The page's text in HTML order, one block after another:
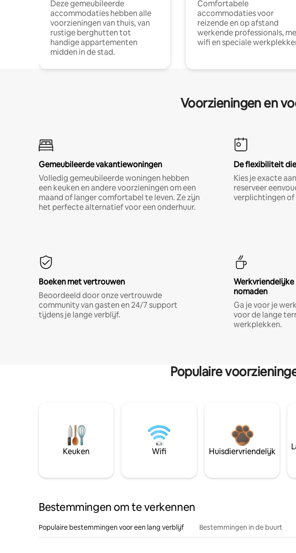
Deze gemeubileerde
accommodaties hebben alle
voorzieningen van thuis, van
rustige berghutten tot
handige appartementen
midden in de stad.
Comfortabele
accommodaties voor
reizende en op afstand
werkende professionals,
wifi en speciale
Voorzieningen en
Gemeubileerde vakantiewoningen
Volledig gemeubileerde woningen hebben
een keuken en andere voorzieningen om een
maand of langer comfortabel te leven. Ze zijn
het perfecte alternatief voor een onderhuur.
De flexibiliteit
Kies je exacte
reserveer
verplichtingen
Boeken met vertrouwen
Beoordeeld door onze vertrouwde
community van gasten en 24/7 support
tijdens je lange verblijf.
nomaden
Ga je voor je
voor de lange
werkplekken.
Populaire
Keuken Wifi Huisdiervriendelijk
Bestemmingen om te verkennen
Populaire bestemmingen voor een lang verblijf Bestemmingen in de buurt